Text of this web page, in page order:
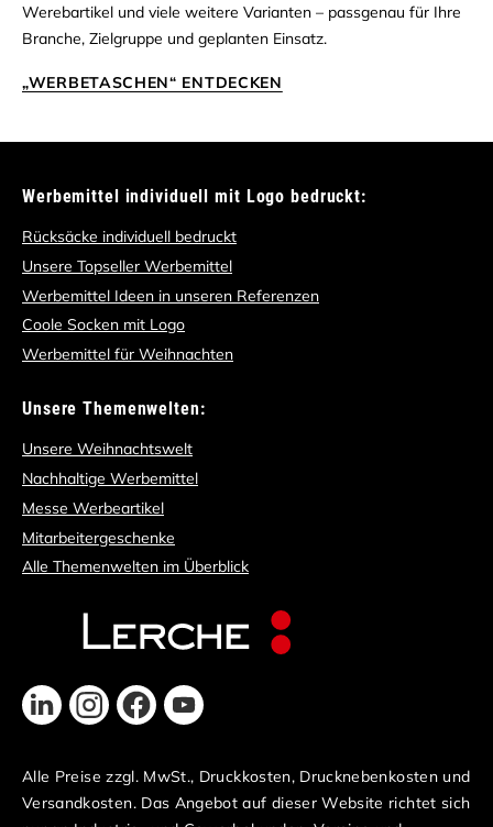
Werebartikel und viele weitere Varianten – passgenau für Ihre
Branche, Zielgruppe und geplanten Einsatz.
„WERBETASCHEN“ ENTDECKEN
Werbemittel individuell mit Logo bedruckt:
Rücksäcke individuell bedruckt
Unsere Topseller Werbemittel
Werbemittel Ideen in unseren Referenzen
Coole Socken mit Logo
Werbemittel für Weihnachten
Unsere Themenwelten:
Unsere Weihnachtswelt
Nachhaltige Werbemittel
Messe Werbeartikel
Mitarbeitergeschenke
Alle Themenwelten im Überblick
Alle Preise zzgl. MwSt., Druckkosten, Drucknebenkosten und
Versandkosten. Das Angebot auf dieser Website richtet sich